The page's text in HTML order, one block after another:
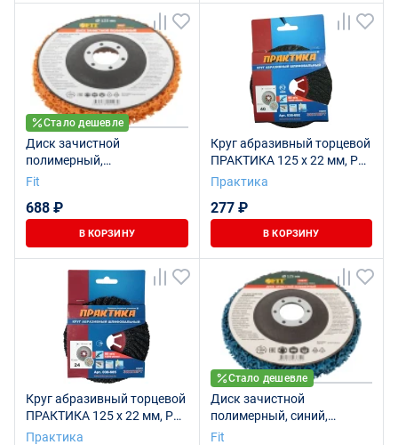
Стало дешевле
Диск зачистной
полимерный,
керамический абразив,
мм, 125 мм
Fit
688 ₽
В КОРЗИНУ
Круг абразивный торцевой
ПРАКТИКА 125 х 22 мм, Р
40 (1 шт) картонный
Практика
277 ₽
В КОРЗИНУ
Круг абразивный торцевой
ПРАКТИКА 125 х 22 мм, Р
24 (1 шт) картонный
Практика
Стало дешевле
Диск зачистной
полимерный, синий,
посадочный диаметр 22,2
Fit